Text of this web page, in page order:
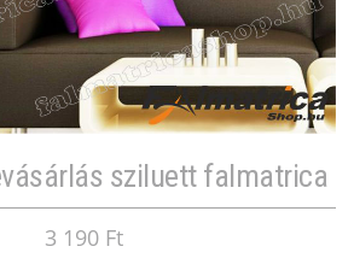
sziluett falmatrica
3 190 Ft